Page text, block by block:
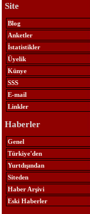
Site
Blog
Anketler
İstatistikler
Üyelik
Künye
SSS
E-mail
Linkler
Haberler
Genel
Türkiye'den
Yurtdışından
Siteden
Haber Arşivi
Eski Haberler